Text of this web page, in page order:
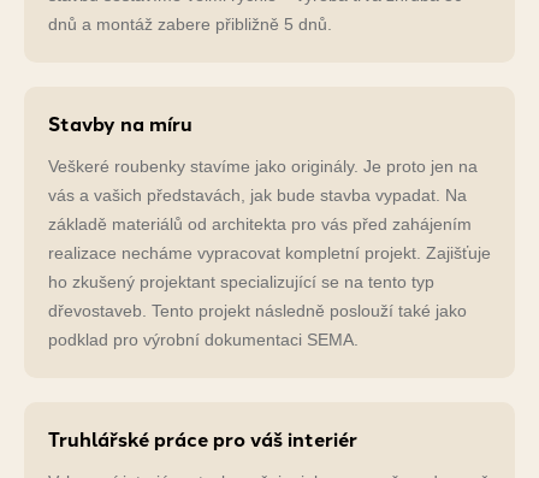
dnů a montáž zabere přibližně 5 dnů.
Stavby na míru
Veškeré roubenky stavíme jako originály. Je proto jen na
vás a vašich představách, jak bude stavba vypadat. Na
základě materiálů od architekta pro vás před zahájením
realizace necháme vypracovat kompletní projekt. Zajišťuje
ho zkušený projektant specializující se na tento typ
dřevostaveb. Tento projekt následně poslouží také jako
podklad pro výrobní dokumentaci SEMA.
Truhlářské práce pro váš interiér